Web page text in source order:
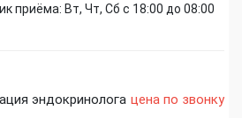
приёма: Вт, Чт, Сб с 18:00 до 08:00
эндокринолога цена по звонку